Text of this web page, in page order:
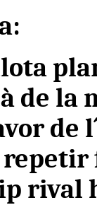
de la
de
rival